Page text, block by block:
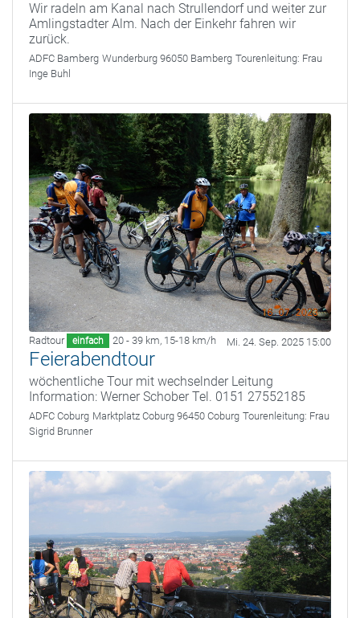
Wir radeln am Kanal nach Strullendorf und weiter zur
Amlingstadter Alm. Nach der Einkehr fahren wir
zurück.
ADFC Bamberg Wunderburg 96050 Bamberg Tourenleitung: Frau
Inge Buhl
Radtour einfach 20 - 39 km, 15-18 km/h Mi. 24. Sep. 2025 15:00
Feierabendtour
wöchentliche Tour mit wechselnder Leitung
Information: Werner Schober Tel. 0151 27552185
ADFC Coburg Marktplatz Coburg 96450 Coburg Tourenleitung: Frau
Sigrid Brunner